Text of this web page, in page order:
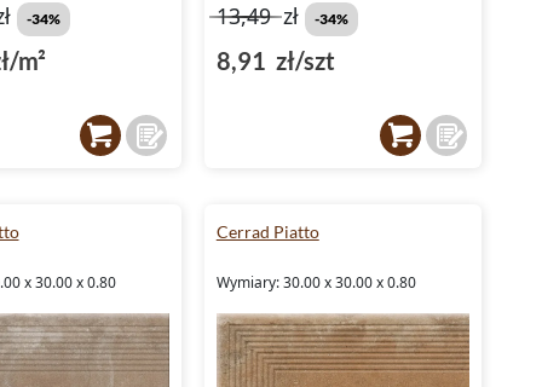
-34%
m²
13,49zł -34%
8,91 zł/szt
x 30.00 x 0.80
Cerrad Piatto
Wymiary: 30.00 x 30.00 x 0.80